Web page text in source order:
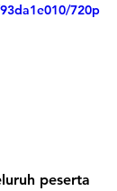
720p
peserta